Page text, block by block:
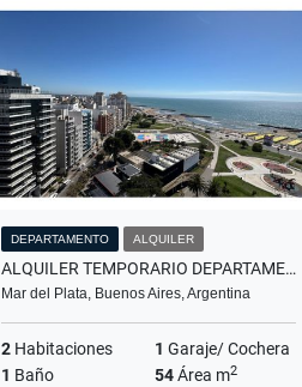
Venta
DEPARTAMENTO ALQUILER
ALQUILER TEMPORARIO DEPARTAMENTO 3 AMBIENTES/COCHERA/MAR DEL PLATA
Mar del Plata, Buenos Aires, Argentina
2 Habitaciones 1 Garaje/ Cochera
1 Baño 54Área m2